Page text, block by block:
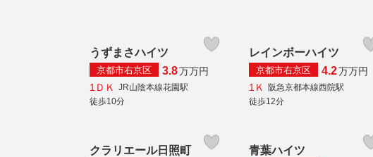
うずまさハイツ
京都市右京区 3.8万万円
1ＤＫ
JR山陰本線花園駅
徒歩10分
レインボーハイツ
京都市右京区 4.2万万円
1Ｋ
阪急京都本線西院駅
徒歩12分
クラリエール日照町 青葉ハイツ